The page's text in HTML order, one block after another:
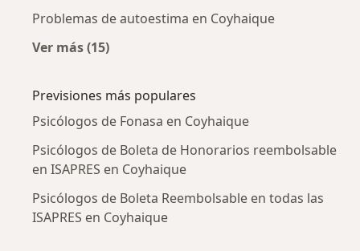
Problemas de autoestima en Coyhaique
Ver más (15)
Previsiones más populares
Psicólogos de Fonasa en Coyhaique
Psicólogos de Boleta de Honorarios reembolsable
en ISAPRES en Coyhaique
Psicólogos de Boleta Reembolsable en todas las
ISAPRES en Coyhaique